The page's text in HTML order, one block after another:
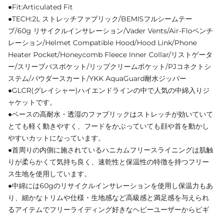
●Fit:Articulated Fit
●TECH:2L ストレッチファブリック/BEMISフルシームテー
プ/60g リサイクルインサレーション/Vader Vents/Air-Floベンチ
レーション/Helmet Compatible Hood/Hood Link/Phone
Heater Pocket/Honeycomb Fleece Inner Collar/リストゲータ
ー/スリーブパスポケット/リップクリームポケット/PJコネクトシ
ステム/パウダースカート/YKK AquaGuard耐水ジッパー
●GLCR(グレイシャー)ハイエンドラインの中で人気の中綿入りジ
ャケットです。
●ベースの高耐水・透湿のファブリックはストレッチが効いていて
とても軽く動きやすく、フードをかぶっていても顔や首を動かし
やすいカットになっています。
●首周りの内側に施されているハニカムフリースライニングは肌触
りが柔らかくて気持ち良く、速乾性と保温性の特徴を持つフリー
ス生地を使用しています。
●中綿には60gのリサイクルインサレーションを使用し保温力もあ
り、細かなトリムや仕様・生地感など高級感と満足感を与えられ
るアイテムでフリーライディング好きなヘビーユーザーからビギ